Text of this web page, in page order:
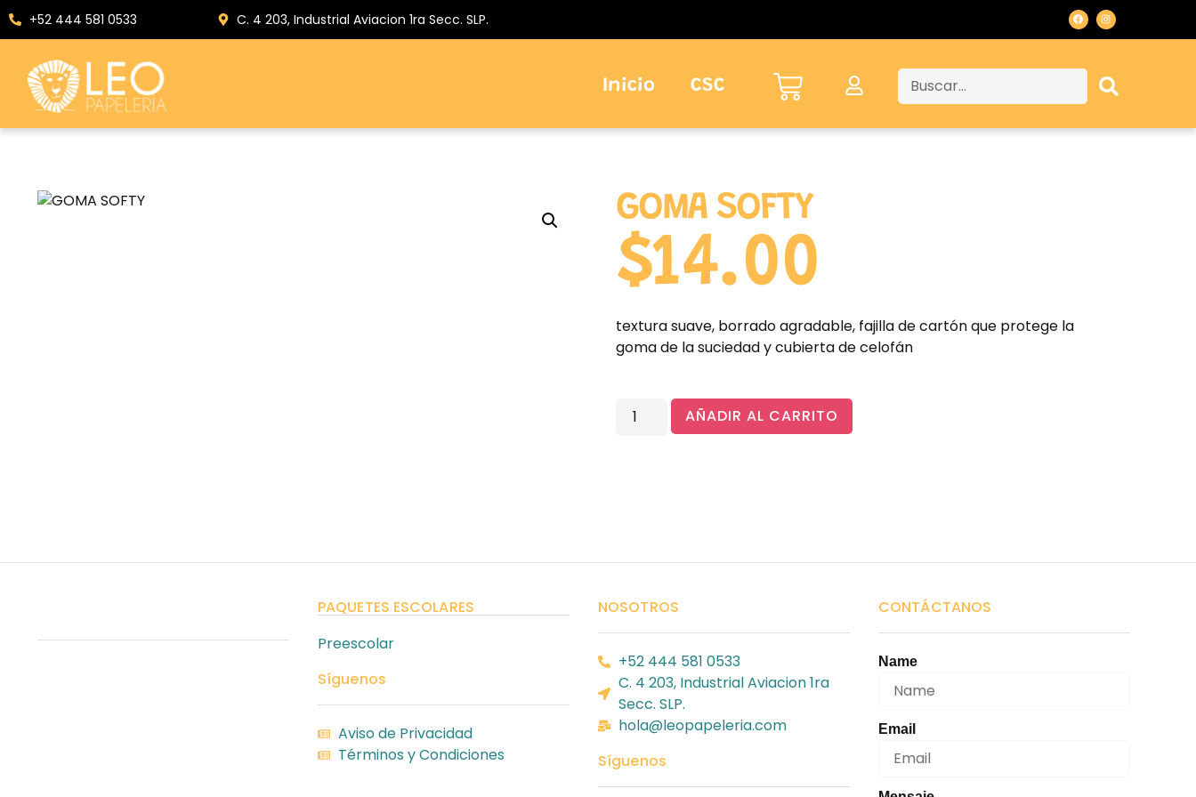
+52 444 581 0533 C. 4 203, Industrial Aviacion 1ra Secc. SLP.
Inicio CSC
GOMA SOFTY
$14.00
textura suave, borrado agradable, fajilla de cartón que protege la
goma de la suciedad y cubierta de celofán
AÑADIR AL CARRITO
PAQUETES ESCOLARES
Preescolar
Síguenos
Aviso de Privacidad
Términos y Condiciones
NOSOTROS
+52 444 581 0533
C. 4 203, Industrial Aviacion 1ra
Secc. SLP.
hola@leopapeleria.com
Síguenos
CONTÁCTANOS
Name
Email